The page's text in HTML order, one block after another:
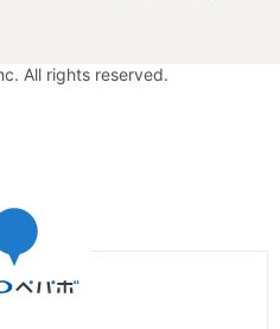
All rights reserved.